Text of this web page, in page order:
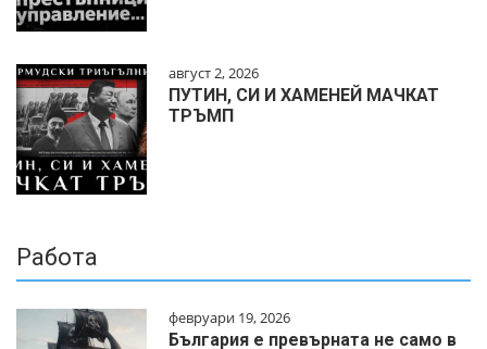
август 2, 2026
ПУТИН, СИ И ХАМЕНЕЙ МАЧКАТ
ТРЪМП
Работа
февруари 19, 2026
България е превърната не само в